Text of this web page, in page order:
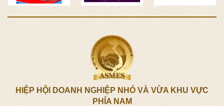
HIỆP HỘI DOANH NGHIỆP NHỎ VÀ VỪA KHU VỰC
PHÍA NAM